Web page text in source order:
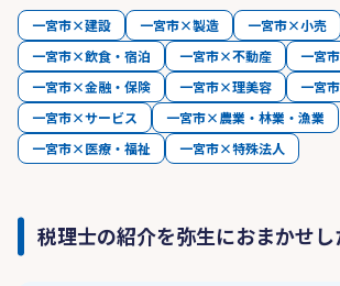
一宮市×建設 一宮市×製造 一宮市×小売
一宮市×飲食・宿泊
一宮市×不動産
一宮
一宮市×金融・保険
一宮市×理美容
一宮
一宮市×サービス
一宮市×農業・林業・漁業
一宮市×医療・福祉
一宮市×特殊法人
税理士の紹介を弥生におまかせ